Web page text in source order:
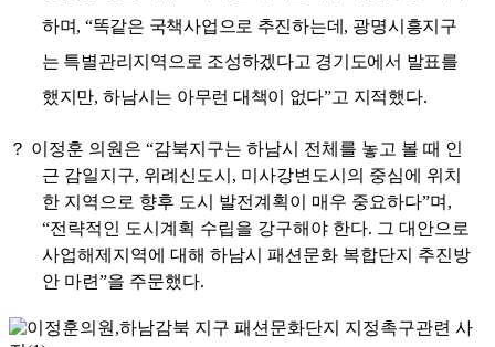
하며, “똑같은 국책사업으로 추진하는데 , 광명시흥지구
는 특별관리지역으로 조성하겠다고 경기도에서 발표를
했지만,하남시는 아무런 대책이 없다”고 지적했다.
？ 이정훈 의원은 “감북지구는 하남시 전체를 놓고 볼 때 인
근 감일지구, 위례신도시 , 미사강변도시의 중심에 위치
한 지역으로 향후 도시 발전계획이 매우 중요하다”며 ,
“전략적인 도시계획 수립을 강구해야 한다. 그 대안으로
사업해제지역에 대해 하남시 패션문화 복합단지 추진방
안 마련”을 주문했다.